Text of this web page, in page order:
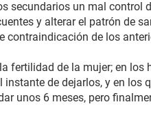
secundarios un mal control
y alterar el patrón de
contraindicación de los
fertilidad de la mujer; en los
de dejarlos, y en los
unos 6 meses, pero